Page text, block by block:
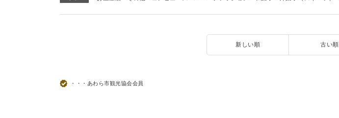
新しい順 古い順
・・・あわら市観光協会会員